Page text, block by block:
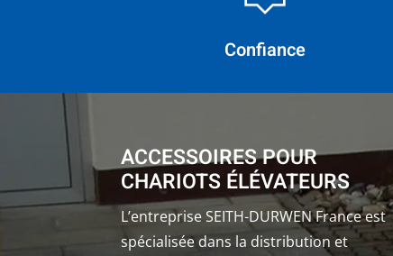
Confiance
ACCESSOIRES POUR
CHARIOTS ÉLÉVATEURS
L’entreprise SEITH-DURWEN France est
spécialisée dans la distribution et